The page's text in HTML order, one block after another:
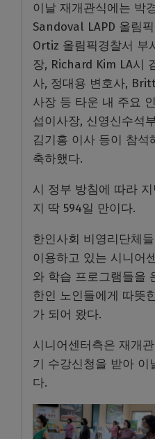
이날 재개관식에는 박
Sandoval LAPD 올림
Ortiz 올림픽경찰서 부
장, Richard Kim LA시
사, 정대용 변호사,
사장 등 타운 내 주요
섭이사장, 신영신수석
김기홍 이사 등이 참석
축하했다.
시 정부 방침에 따라
지 딱 594일 만이다.
한인사회 비영리단체
이용하고 있는 시니어
와 학습 프로그램들을
한인 노인들에게 따뜻
가 되어 왔다.
시니어센터측은 재개
기 수강신청을 받아 이
다.